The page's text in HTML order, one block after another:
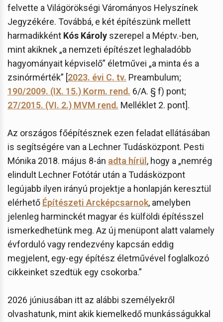
felvette a Világörökségi Várományos Helyszínek
Jegyzékére. Továbbá, e két építészünk mellett
harmadikként Kós Károly szerepel a Méptv.-ben,
mint akiknek „a nemzeti építészet leghaladóbb
hagyományait képviselő” életművei „a minta és a
zsinórmérték” [2023. évi C. tv. Preambulum;
190/2009. (IX. 15.) Korm. rend. 6/A. § f) pont;
27/2015. (VI. 2.) MVM rend. Melléklet 2. pont].
Az országos főépítésznek ezen feladat ellátásában
is segítségére van a Lechner Tudásközpont. Pesti
Mónika 2018. május 8-án adta hírül , hogy a „nemrég
elindult Lechner Fotótár után a Tudásközpont
legújabb ilyen irányú projektje a honlapján keresztül
elérhető Építészeti Arcképcsarnok, amelyben
jelenleg harminckét magyar és külföldi építésszel
ismerkedhetünk meg. Az új menüpont alatt valamely
évforduló vagy rendezvény kapcsán eddig
megjelent, egy-egy építész életművével foglalkozó
cikkeinket szedtük egy csokorba.”
2026 júniusában itt az alábbi személyekről
olvashatunk, mint akik kiemelkedő munkásságukkal